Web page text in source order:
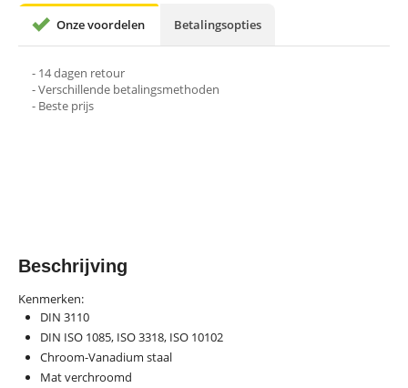
Onze voordelen Betalingsopties
- 14 dagen retour
- Verschillende betalingsmethoden
- Beste prijs
Beschrijving
Kenmerken:
DIN 3110
DIN ISO 1085, ISO 3318, ISO 10102
Chroom-Vanadium staal
Mat verchroomd